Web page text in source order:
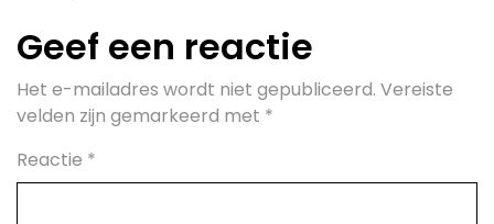
Geef een reactie
Het e-mailadres wordt niet gepubliceerd. Vereiste
velden zijn gemarkeerd met *
Reactie *